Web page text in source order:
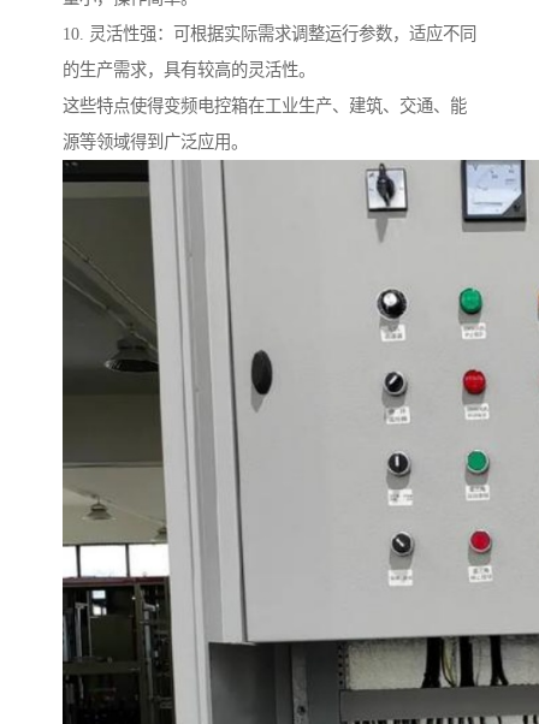
10. 灵活性强：可根据实际需求调整运行参数，适应不同
的生产需求，具有较高的灵活性。
这些特点使得变频电控箱在工业生产、建筑、交通、能
源等领域得到广泛应用。